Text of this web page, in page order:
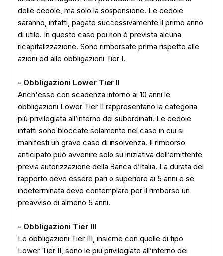
delle cedole, ma solo la sospensione. Le cedole
saranno, infatti, pagate successivamente il primo anno
di utile. In questo caso poi non è prevista alcuna
ricapitalizzazione. Sono rimborsate prima rispetto alle
azioni ed alle obbligazioni Tier I.
- Obbligazioni Lower Tier II
Anch'esse con scadenza intorno ai 10 anni le
obbligazioni Lower Tier II rappresentano la categoria
più privilegiata all’interno dei subordinati. Le cedole
infatti sono bloccate solamente nel caso in cui si
manifesti un grave caso di insolvenza. Il rimborso
anticipato può avvenire solo su iniziativa dell’emittente
previa autorizzazione della Banca d’Italia. La durata del
rapporto deve essere pari o superiore ai 5 anni e se
indeterminata deve contemplare per il rimborso un
preavviso di almeno 5 anni.
- Obbligazioni Tier III
Le obbligazioni Tier III, insieme con quelle di tipo
Lower Tier II, sono le più privilegiate all’interno dei